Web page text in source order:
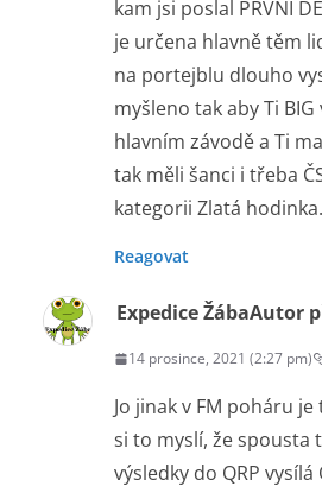
kam jsi poslal PRVNÍ
je určena hlavně těm
na portejblu dlouho
myšleno tak aby Ti
hlavním závodě a Ti
tak měli šanci i třeba
kategorii Zlatá hodinka.
Reagovat
Expedice ŽábaAutor
14 prosince, 2021 (2:27 pm)
Jo jinak v FM poháru
si to myslí, že spousta
výsledky do QRP vysílá